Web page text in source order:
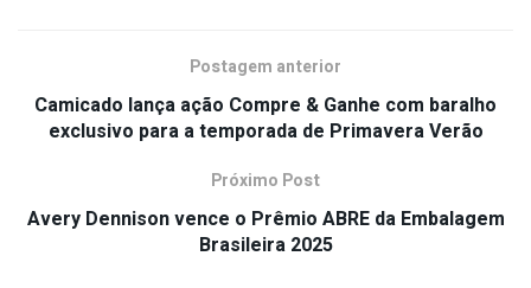
Postagem anterior
Camicado lança ação Compre & Ganhe com baralho
exclusivo para a temporada de Primavera Verão
Próximo Post
Avery Dennison vence o Prêmio ABRE da Embalagem
Brasileira 2025